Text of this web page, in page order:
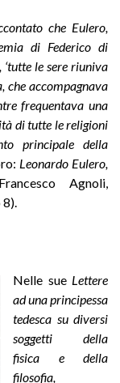
che Eulero,
di Federico di
le sere riuniva
che accompagnava
frequentava una
di tutte le religioni
principale della
Leonardo Eulero,
Agnoli,
Nelle sue Lettere
ad una principessa
tedesca su diversi
soggetti della
fisica e della
filosofia,